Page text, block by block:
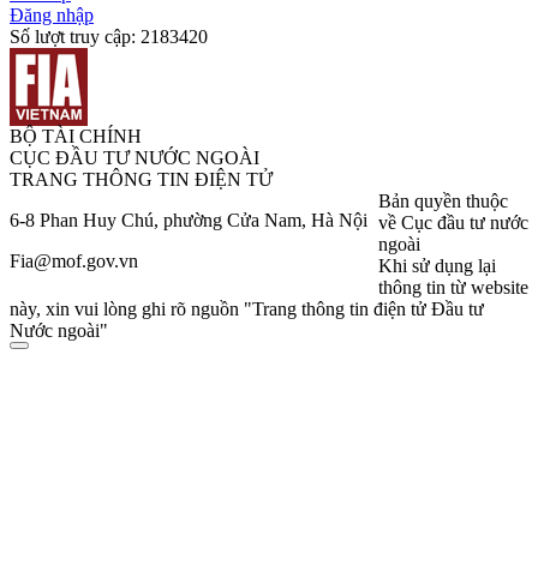
Đăng nhập
Số lượt truy cập: 2183420
BỘ TÀI CHÍNH
CỤC ĐẦU TƯ NƯỚC NGOÀI
TRANG THÔNG TIN ĐIỆN TỬ
6-8 Phan Huy Chú, phường Cửa Nam, Hà Nội
Fia@mof.gov.vn
Bản quyền thuộc
về Cục đầu tư nước
ngoài
Khi sử dụng lại
thông tin từ website
này, xin vui lòng ghi rõ nguồn "Trang thông tin điện tử Đầu tư
Nước ngoài"